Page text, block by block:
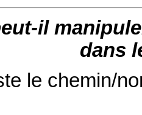
il
dans
le chemin/